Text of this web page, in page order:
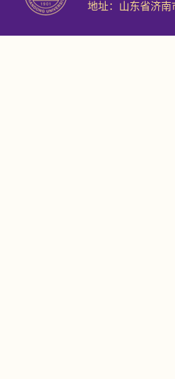
地址：山东省济